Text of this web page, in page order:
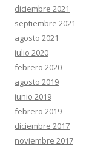
diciembre 2021
septiembre 2021
agosto 2021
julio 2020
febrero 2020
agosto 2019
junio 2019
febrero 2019
diciembre 2017
noviembre 2017